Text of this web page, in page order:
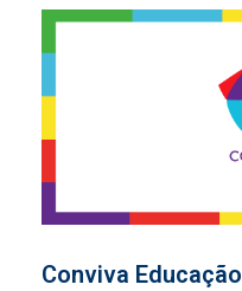
Conviva Educação